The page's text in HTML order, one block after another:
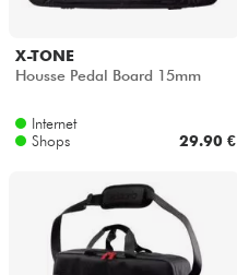
Licht
X-TONE
Housse Pedal Board 15mm
Internet
Shops
29.90 €